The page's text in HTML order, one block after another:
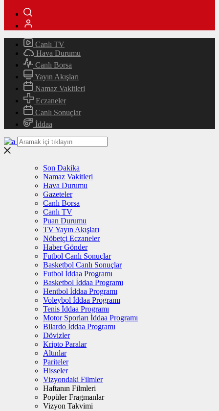
Canlı TV
Hava Durumu
Canlı Borsa
Yayın Akışları
Namaz Vakitleri
Eczaneler
Canlı Sonuçlar
İddaa
Son Dakika
Namaz Vakitleri
Hava Durumu
Gazeteler
Canlı Borsa
Canlı TV
Puan Durumu
TV Yayın Akışları
Nöbetçi Eczaneler
Haber Gönder
Futbol Canlı Sonuçlar
Basketbol Canlı Sonuçlar
Futbol İddaa Programı
Basketbol İddaa Programı
Hentbol İddaa Programı
Voleybol İddaa Programı
Tenis İddaa Programı
Motor Sporları İddaa Programı
Bilardo İddaa Programı
Dövizler
Kripto Paralar
Altınlar
Pariteler
Hisseler
Vizyondaki Filmler
Haftanın Filmleri
Popüler Fragmanlar
Vizyon Takvimi